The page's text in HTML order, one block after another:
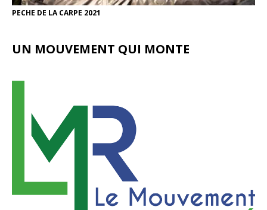
PECHE DE LA CARPE 2021
UN MOUVEMENT QUI MONTE